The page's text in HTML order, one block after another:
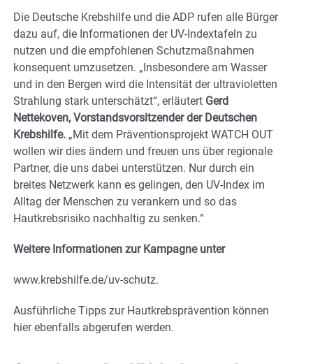
Die Deutsche Krebshilfe und die ADP rufen alle Bürger
dazu auf, die Informationen der UV-Indextafeln zu
nutzen und die empfohlenen Schutzmaßnahmen
konsequent umzusetzen. „Insbesondere am Wasser
und in den Bergen wird die Intensität der ultravioletten
Strahlung stark unterschätzt“, erläutert Gerd
Nettekoven, Vorstandsvorsitzender der Deutschen
Krebshilfe. „Mit dem Präventionsprojekt WATCH OUT
wollen wir dies ändern und freuen uns über regionale
Partner, die uns dabei unterstützen. Nur durch ein
breites Netzwerk kann es gelingen, den UV-Index im
Alltag der Menschen zu verankern und so das
Hautkrebsrisiko nachhaltig zu senken.“
Weitere Informationen zur Kampagne unter
www.krebshilfe.de/uv-schutz.
Ausführliche Tipps zur Hautkrebsprävention können
hier ebenfalls abgerufen werden.